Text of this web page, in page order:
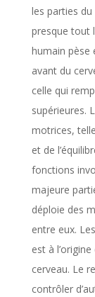
les parties
presque tout
humain pèse
avant du
celle qui
supérieures.
motrices,
et de
fonctions
majeure
déploie des
entre eux.
est à
cerveau. Le
contrôler